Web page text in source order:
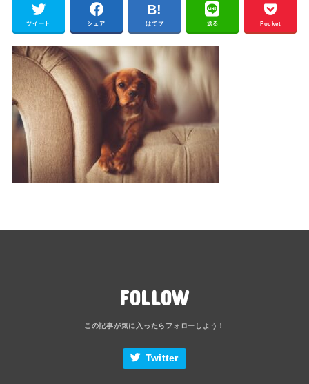
ツイート シェア はてブ 送る Pocket
FOLLOW
Twitter